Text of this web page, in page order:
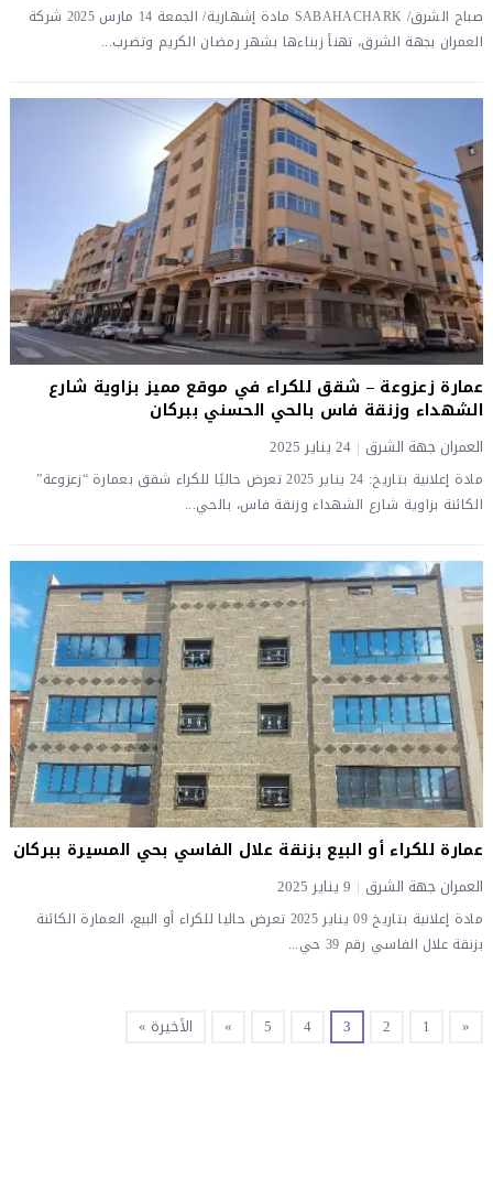
صباح الشرق/ SABAHACHARK مادة إشهارية/ الجمعة 14 مارس 2025 شركة
العمران بجهة الشرق، تهنأ زبناءها بشهر رمضان الكريم وتضرب...
عمارة زعزوعة – شقق للكراء في موقع مميز بزاوية شارع
الشهداء وزنقة فاس بالحي الحسني ببركان
العمران جهة الشرق 24 يناير 2025
مادة إعلانية بتاريخ: 24 يناير 2025 تعرض حاليًا للكراء شقق بعمارة “زعزوعة”
الكائنة بزاوية شارع الشهداء وزنقة فاس، بالحي...
عمارة للكراء أو البيع بزنقة علال الفاسي بحي المسيرة ببركان
العمران جهة الشرق 9 يناير 2025
مادة إعلانية بتاريخ 09 يناير 2025 تعرض حاليا للكراء أو البيع، العمارة الكائنة
بزنقة علال الفاسي رقم 39 حي...
«
1
2
3
4
5
» الأخيرة »